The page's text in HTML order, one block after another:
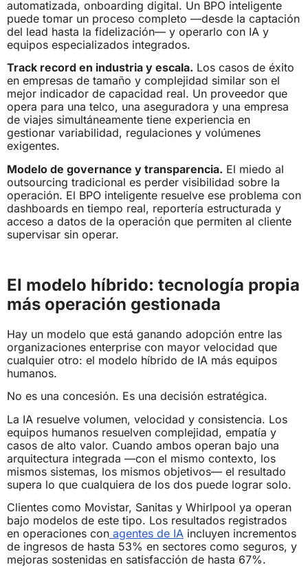
automatizada, onboarding digital. Un BPO inteligente
puede tomar un proceso completo —desde la captación
del lead hasta la fidelización— y operarlo con IA y
equipos especializados integrados.
Track record en industria y escala. Los casos de éxito
en empresas de tamaño y complejidad similar son el
mejor indicador de capacidad real. Un proveedor que
opera para una telco, una aseguradora y una empresa
de viajes simultáneamente tiene experiencia en
gestionar variabilidad, regulaciones y volúmenes
exigentes.
Modelo de governance y transparencia. El miedo al
outsourcing tradicional es perder visibilidad sobre la
operación. El BPO inteligente resuelve ese problema con
dashboards en tiempo real, reportería estructurada y
acceso a datos de la operación que permiten al cliente
supervisar sin operar.
El modelo híbrido: tecnología propia
más operación gestionada
Hay un modelo que está ganando adopción entre las
organizaciones enterprise con mayor velocidad que
cualquier otro: el modelo híbrido de IA más equipos
humanos.
No es una concesión. Es una decisión estratégica.
La IA resuelve volumen, velocidad y consistencia. Los
equipos humanos resuelven complejidad, empatía y
casos de alto valor. Cuando ambos operan bajo una
arquitectura integrada —con el mismo contexto, los
mismos sistemas, los mismos objetivos— el resultado
supera lo que cualquiera de los dos puede lograr solo.
Clientes como Movistar, Sanitas y Whirlpool ya operan
bajo modelos de este tipo. Los resultados registrados
en operaciones con agentes de IA incluyen incrementos
de ingresos de hasta 53% en sectores como seguros, y
mejoras sostenidas en satisfacción de hasta 67%.